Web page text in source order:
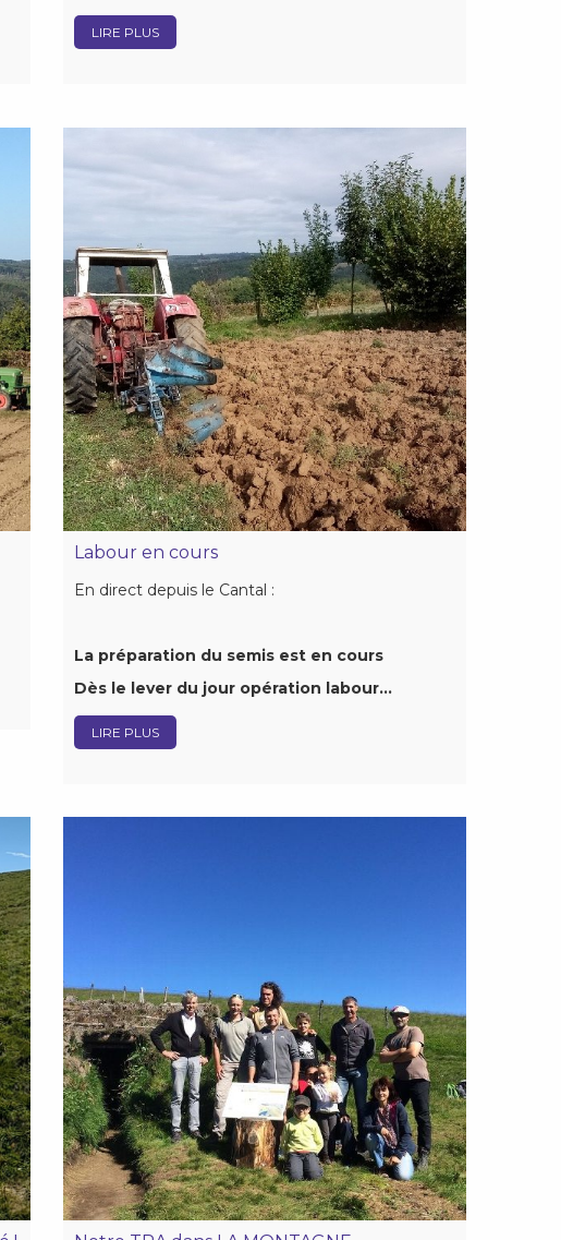
LIRE PLUS
Labour en cours
En direct depuis le Cantal :
La préparation du semis est en cours
Dès le lever du jour opération labour…
LIRE PLUS